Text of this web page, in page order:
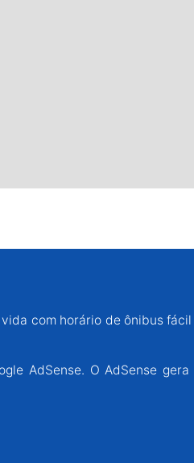
com horário de ônibus
AdSense. O AdSense